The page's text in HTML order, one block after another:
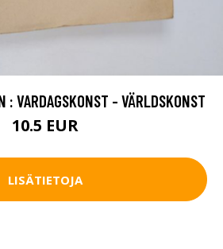
: VARDAGSKONST - VÄRLDSKONST
10.5 EUR
LISÄTIETOJA